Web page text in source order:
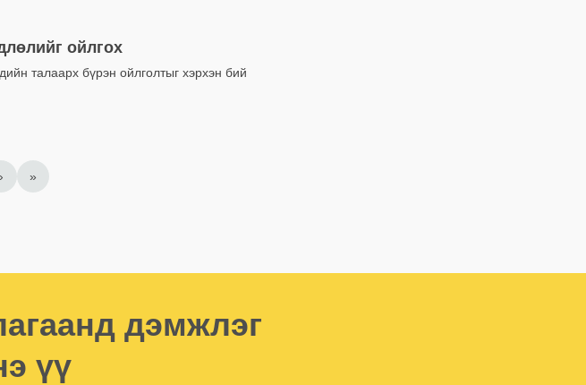
ойлгох
талаарх бүрэн ойлголтыг хэрхэн бий
› »
дэмжлэг
үү